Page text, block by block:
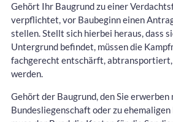
Gehört Ihr Baugrund zu einer
verpflichtet, vor Baubeginn einen
stellen. Stellt sich hierbei heraus, dass
Untergrund befindet, müssen die
fachgerecht entschärft,
werden.
Gehört der Baugrund, den Sie erwerben
Bundesliegenschaft oder zu